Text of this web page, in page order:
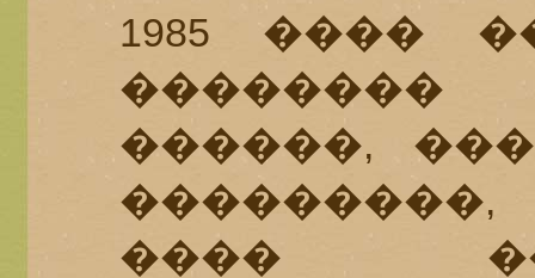
1985 ����
��������
������,
����